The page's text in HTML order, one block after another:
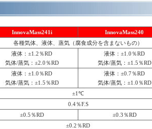
InnovaMass241i InnovaMass240
各種気体、液体、蒸気（腐食成分を含まないもの）
液体：±1.2％RD
気体/蒸気：±2.0％RD
液体：±1.0％RD
気体/蒸気：±1.5％RD
液体：±1.0％RD
気体/蒸気：±1.5％RD
液体：±0.7％RD
気体/蒸気：±1.0％RD
±1℃
0.4％F.S
±0.5％RD ±0.3％RD
±0.2％RD